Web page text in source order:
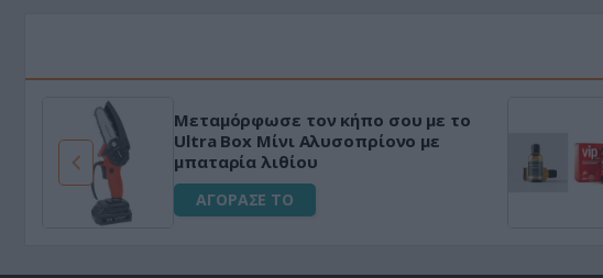
Μεταμόρφωσε τον κήπο σου με το
Ultra Box Μίνι Αλυσοπρίονο με
μπαταρία λιθίου
ΑΓΟΡΑΣΕ ΤΟ